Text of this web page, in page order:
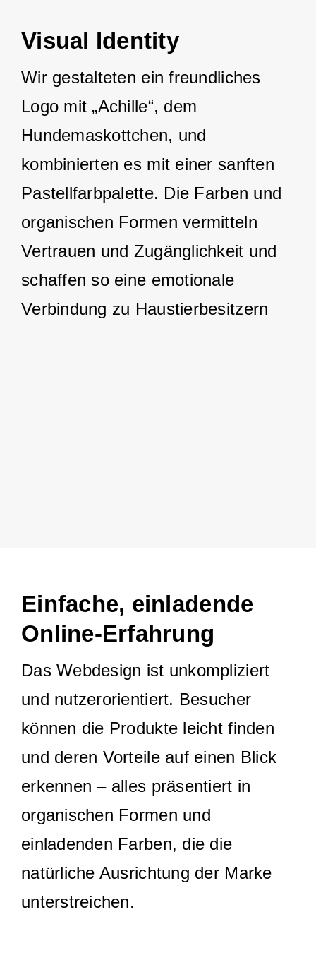
Visual Identity
Wir gestalteten ein freundliches
Logo mit „Achille“, dem
Hundemaskottchen, und
kombinierten es mit einer sanften
Pastellfarbpalette. Die Farben und
organischen Formen vermitteln
Vertrauen und Zugänglichkeit und
schaffen so eine emotionale
Verbindung zu Haustierbesitzern
Einfache, einladende
Online-Erfahrung
Das Webdesign ist unkompliziert
und nutzerorientiert. Besucher
können die Produkte leicht finden
und deren Vorteile auf einen Blick
erkennen – alles präsentiert in
organischen Formen und
einladenden Farben, die die
natürliche Ausrichtung der Marke
unterstreichen.